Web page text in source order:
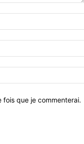
que je commenterai.